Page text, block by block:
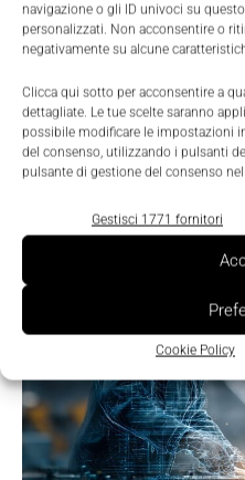
navigazione o gli ID univoci su
personalizzati. Non acconsentire o
negativamente su alcune
Clicca qui sotto per acconsentire a
dettagliate. Le tue scelte saranno
possibile modificare le impostazioni
del consenso, utilizzando i pulsanti
pulsante di gestione del consenso
Gestisci 1771 fornitori
Cookie Policy
TI POTREBBERO